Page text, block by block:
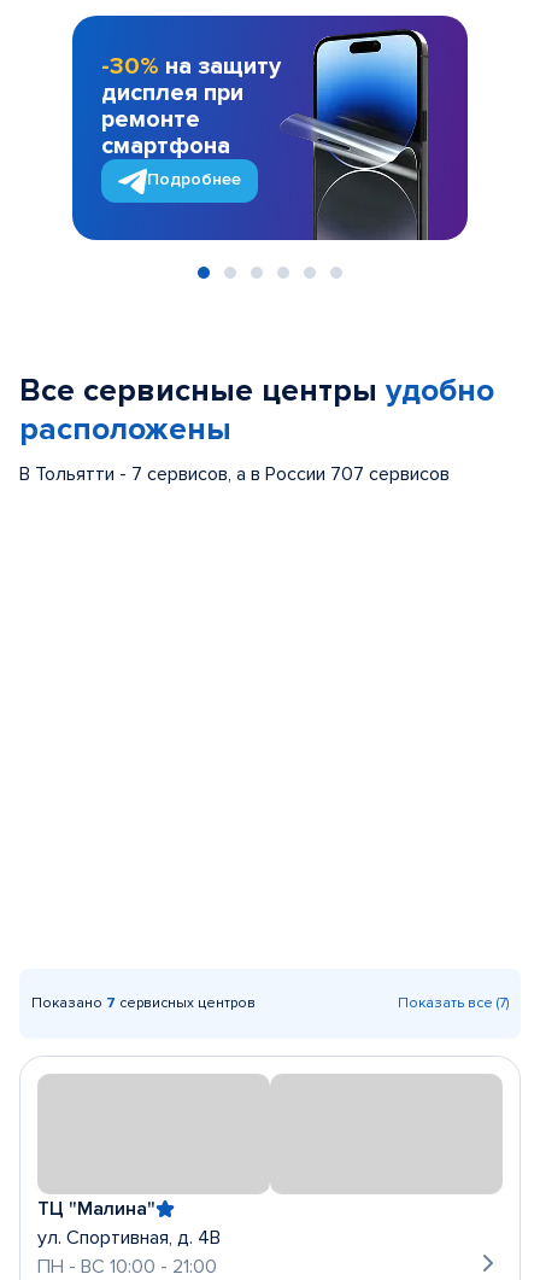
-30% на защиту
дисплея при
ремонте
смартфона
Подробнее
Все сервисные центры удобно
расположены
В Тольятти - 7 сервисов, а в России 707 сервисов
Показано 7 сервисных центров Показать все (7)
ТЦ "Малина"
ул. Спортивная, д. 4В
ПН - ВС 10:00 - 21:00